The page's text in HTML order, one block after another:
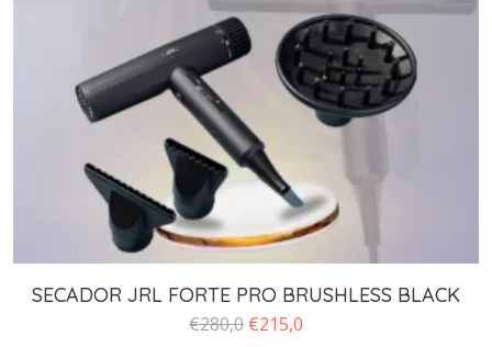
SECADOR JRL FORTE PRO BRUSHLESS BLACK
€280,0 O
€215,0